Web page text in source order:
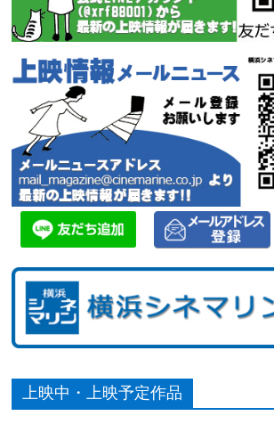
上映中・上映予定作品